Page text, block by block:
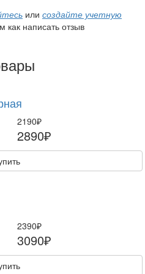
или создайте учетную
как написать отзыв
2190₽
2890₽
2390₽
3090₽